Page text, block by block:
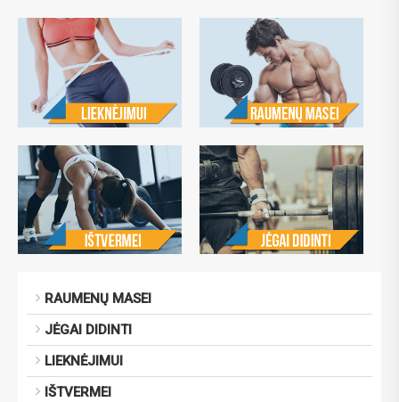
RAUMENŲ MASEI
JĖGAI DIDINTI
LIEKNĖJIMUI
IŠTVERMEI